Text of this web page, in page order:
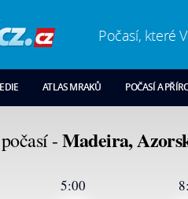
Počasí, které
ATLAS MRAKŮ POČASÍ A
-Madeira,
5:00